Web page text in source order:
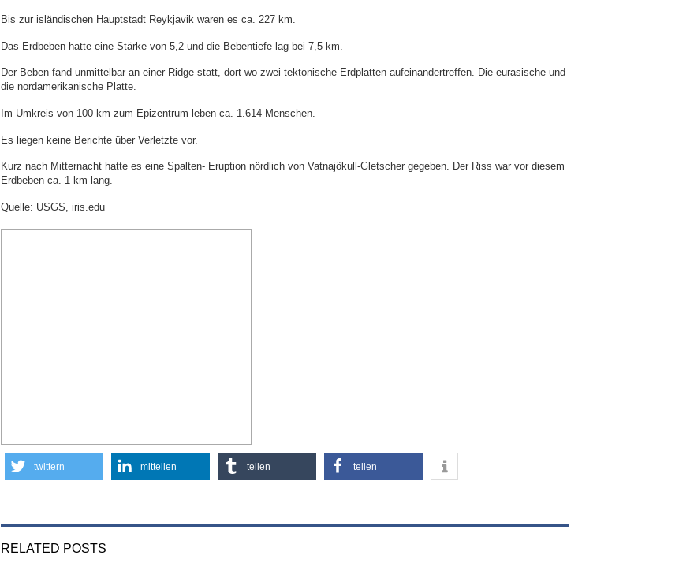
Bis zur isländischen Hauptstadt Reykjavik waren es ca. 227 km.
Das Erdbeben hatte eine Stärke von 5,2 und die Bebentiefe lag bei 7,5 km.
Der Beben fand unmittelbar an einer Ridge statt, dort wo zwei tektonische Erdplatten aufeinandertreffen. Die eurasische und
die nordamerikanische Platte.
Im Umkreis von 100 km zum Epizentrum leben ca. 1.614 Menschen.
Es liegen keine Berichte über Verletzte vor.
Kurz nach Mitternacht hatte es eine Spalten- Eruption nördlich von Vatnajökull-Gletscher gegeben. Der Riss war vor diesem
Erdbeben ca. 1 km lang.
Quelle: USGS, iris.edu
twittern mitteilen teilen teilen
RELATED POSTS